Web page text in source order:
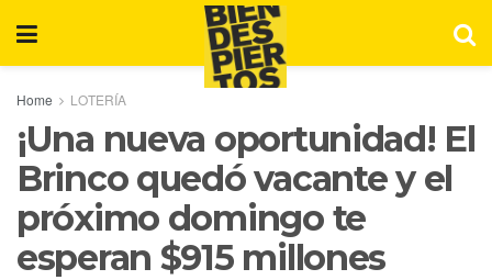
Home LOTERÍA
¡Una nueva oportunidad! El
Brinco quedó vacante y el
próximo domingo te
esperan $915 millones